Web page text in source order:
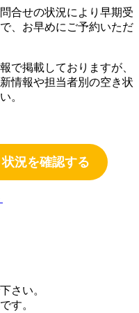
合せの状況により早期受
、お早めにご予約いただ
で掲載しておりますが、
情報や担当者別の空き状
。
況を確認する
さい。
す。